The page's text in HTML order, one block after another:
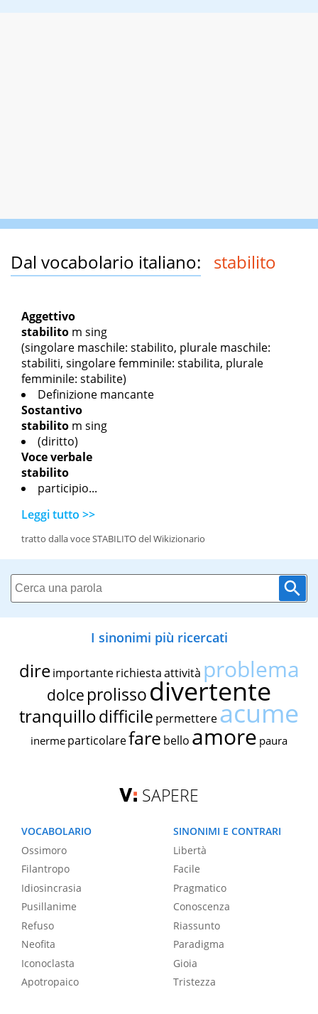
Dal vocabolario italiano: stabilito
Aggettivo
stabilito m sing
(singolare maschile: stabilito, plurale maschile:
stabiliti, singolare femminile: stabilita, plurale
femminile: stabilite)
Definizione mancante
Sostantivo
stabilito m sing
(diritto)
Voce verbale
stabilito
participio...
Leggi tutto >>
tratto dalla voce STABILITO del Wikizionario
I sinonimi più ricercati
dire importante richiestaattività problema
dolce prolissodivertente
tranquillodifficile permettereacume
inerme particolarefare bello amore paura
SAPERE
VOCABOLARIO
Ossimoro
Filantropo
Idiosincrasia
Pusillanime
Refuso
Neofita
Iconoclasta
Apotropaico
SINONIMI E CONTRARI
Libertà
Facile
Pragmatico
Conoscenza
Riassunto
Paradigma
Gioia
Tristezza